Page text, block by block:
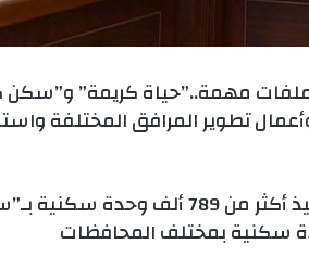
مهمة..”حياة كريمة” و”سكن
وأعمال تطوير المرافق المختلفة
وزيرة الإسكان: الانتهاء من تنفيذ أكثر